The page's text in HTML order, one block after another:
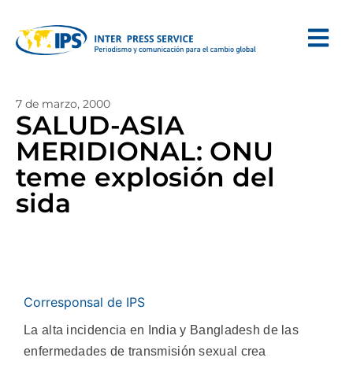
7 de marzo, 2000
SALUD-ASIA
MERIDIONAL: ONU
teme explosión del
sida
Corresponsal de IPS
La alta incidencia en India y Bangladesh de las
enfermedades de transmisión sexual crea